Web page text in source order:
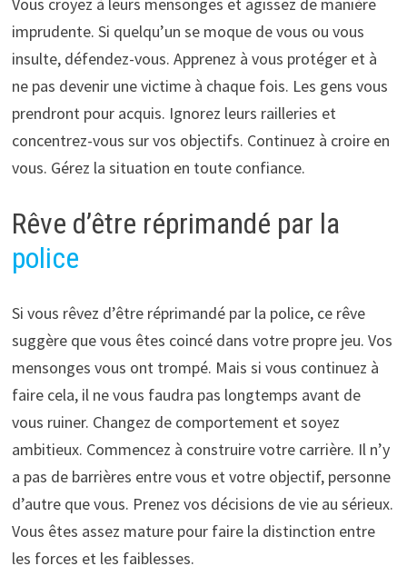
Vous croyez à leurs mensonges et agissez de manière
imprudente. Si quelqu’un se moque de vous ou vous
insulte, défendez-vous. Apprenez à vous protéger et à
ne pas devenir une victime à chaque fois. Les gens vous
prendront pour acquis. Ignorez leurs railleries et
concentrez-vous sur vos objectifs. Continuez à croire en
vous. Gérez la situation en toute confiance.
Rêve d’être réprimandé par la
police
Si vous rêvez d’être réprimandé par la police, ce rêve
suggère que vous êtes coincé dans votre propre jeu. Vos
mensonges vous ont trompé. Mais si vous continuez à
faire cela, il ne vous faudra pas longtemps avant de
vous ruiner. Changez de comportement et soyez
ambitieux. Commencez à construire votre carrière. Il n’y
a pas de barrières entre vous et votre objectif, personne
d’autre que vous. Prenez vos décisions de vie au sérieux.
Vous êtes assez mature pour faire la distinction entre
les forces et les faiblesses.